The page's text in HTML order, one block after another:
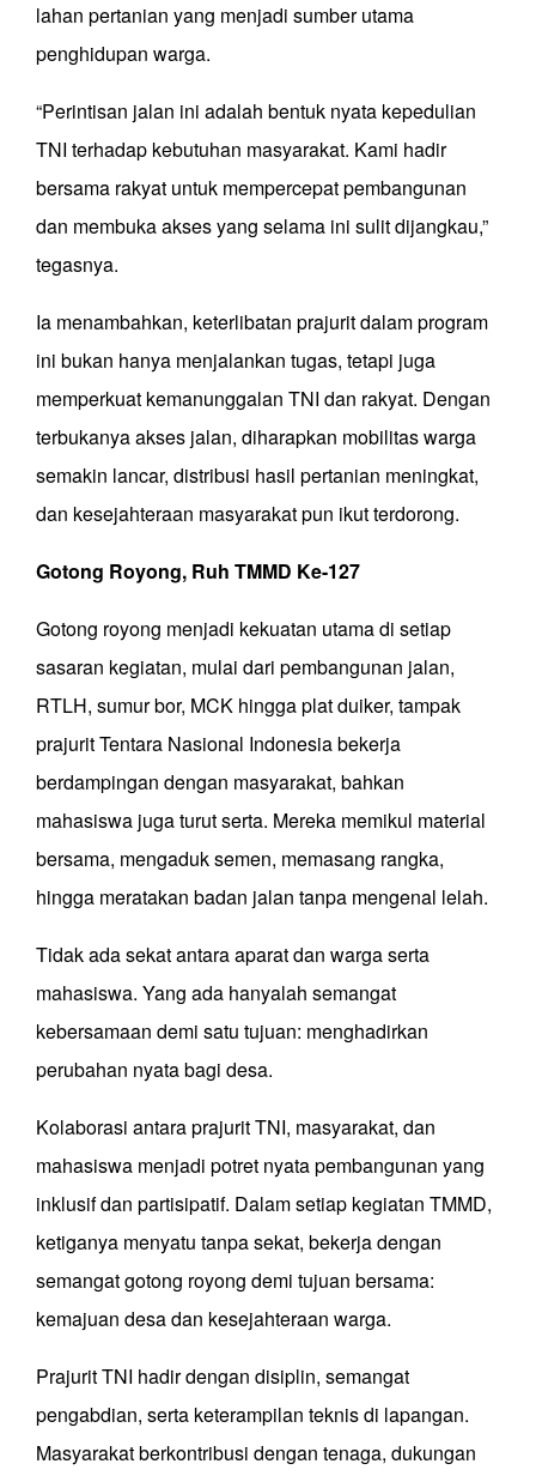
lahan pertanian yang menjadi sumber utama
penghidupan warga.
“Perintisan jalan ini adalah bentuk nyata kepedulian
TNI terhadap kebutuhan masyarakat. Kami hadir
bersama rakyat untuk mempercepat pembangunan
dan membuka akses yang selama ini sulit dijangkau,”
tegasnya.
Ia menambahkan, keterlibatan prajurit dalam program
ini bukan hanya menjalankan tugas, tetapi juga
memperkuat kemanunggalan TNI dan rakyat. Dengan
terbukanya akses jalan, diharapkan mobilitas warga
semakin lancar, distribusi hasil pertanian meningkat,
dan kesejahteraan masyarakat pun ikut terdorong.
Gotong Royong, Ruh TMMD Ke-127
Gotong royong menjadi kekuatan utamadi setiap
sasaran kegiatan, mulai dari pembangunan jalan,
RTLH, sumur bor, MCK hingga plat duiker, tampak
prajurit Tentara Nasional Indonesia bekerja
berdampingan dengan masyarakat, bahkan
mahasiswa juga turut serta. Mereka memikul material
bersama, mengaduk semen, memasang rangka,
hingga meratakan badan jalan tanpa mengenal lelah.
Tidak ada sekat antara aparat dan wargaserta
mahasiswa. Yang ada hanyalah semangat
kebersamaan demi satu tujuan: menghadirkan
perubahan nyata bagi desa.
Kolaborasi antara prajurit TNI, masyarakat, dan
mahasiswa menjadi potret nyata pembangunan yang
inklusif dan partisipatif. Dalam setiap kegiatan TMMD,
ketiganya menyatu tanpa sekat, bekerja dengan
semangat gotong royong demi tujuan bersama:
kemajuan desa dan kesejahteraan warga.
Prajurit TNI hadir dengan disiplin, semangat
pengabdian, serta keterampilan teknis di lapangan.
Masyarakat berkontribusi dengan tenaga, dukungan